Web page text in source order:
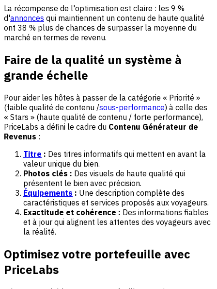
La récompense de l'optimisation est claire : les 9 %
d'annonces qui maintiennent un contenu de haute qualité
ont 38 % plus de chances de surpasser la moyenne du
marché en termes de revenu.
Faire de la qualité un système à
grande échelle
Pour aider les hôtes à passer de la catégorie « Priorité »
(faible qualité de contenu /sous-performance) à celle des
« Stars » (haute qualité de contenu / forte performance),
PriceLabs a défini le cadre du Contenu Générateur de
Revenus :
Titre : Des titres informatifs qui mettent en avant la
valeur unique du bien.
Photos clés : Des visuels de haute qualité qui
présentent le bien avec précision.
Équipements : Une description complète des
caractéristiques et services proposés aux voyageurs.
Exactitude et cohérence : Des informations fiables
et à jour qui alignent les attentes des voyageurs avec
la réalité.
Optimisez votre portefeuille avec
PriceLabs